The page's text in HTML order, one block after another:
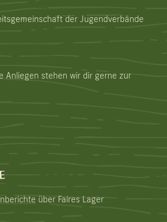
der Jugendverbände
Anliegen stehen wir dir gerne zur
über Faires Lager